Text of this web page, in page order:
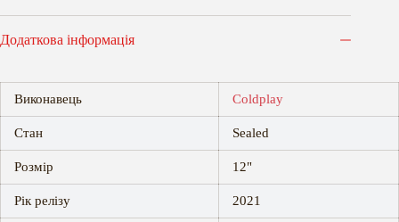
Додаткова інформація
Виконавець Coldplay
Стан Sealed
Розмір 12"
Рік релізу 2021